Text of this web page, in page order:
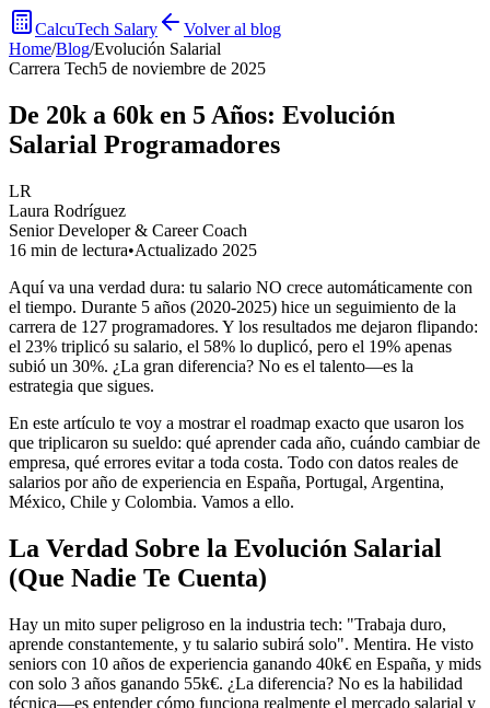
CalcuTech Salary
Volver al blog
Home/Blog/Evolución Salarial
Carrera Tech5 de noviembre de 2025
De 20k a 60k en 5 Años: Evolución
Salarial Programadores
LR
Laura Rodríguez
Senior Developer & Career Coach
16 min de lectura•Actualizado 2025
Aquí va una verdad dura: tu salario NO crece automáticamente con
el tiempo. Durante 5 años (2020-2025) hice un seguimiento de la
carrera de 127 programadores. Y los resultados me dejaron flipando:
el 23% triplicó su salario, el 58% lo duplicó, pero el 19% apenas
subió un 30%. ¿La gran diferencia? No es el talento—es la
estrategia que sigues.
En este artículo te voy a mostrar el roadmap exacto que usaron los
que triplicaron su sueldo: qué aprender cada año, cuándo cambiar de
empresa, qué errores evitar a toda costa. Todo con datos reales de
salarios por año de experiencia en España, Portugal, Argentina,
México, Chile y Colombia. Vamos a ello.
La Verdad Sobre la Evolución Salarial
(Que Nadie Te Cuenta)
Hay un mito super peligroso en la industria tech: "Trabaja duro,
aprende constantemente, y tu salario subirá solo". Mentira. He visto
seniors con 10 años de experiencia ganando 40k€ en España, y mids
con solo 3 años ganando 55k€. ¿La diferencia? No es la habilidad
técnica—es entender cómo funciona realmente el mercado salarial y